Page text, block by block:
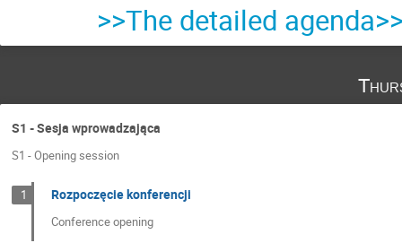
>>The detailed
S1 - Sesja wprowadzająca
S1 - Opening session
1 Rozpoczęcie konferencji
Conference opening